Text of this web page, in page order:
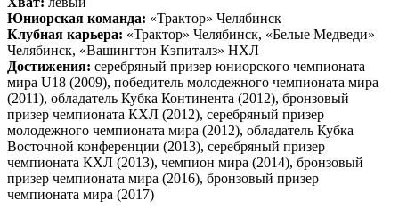
Юниорская команда: «Трактор» Челябинск
Клубная карьера: «Трактор» Челябинск, «Белые Медведи»
Челябинск, «Вашингтон Кэпиталз» НХЛ
Достижения: серебряный призер юниорского чемпионата
мира U18 (2009), победитель молодежного чемпионата мира
(2011), обладатель Кубка Континента (2012), бронзовый
призер чемпионата КХЛ (2012), серебряный призер
молодежного чемпионата мира (2012), обладатель Кубка
Восточной конференции (2013), серебряный призер
чемпионата КХЛ (2013), чемпион мира (2014), бронзовый
призер чемпионата мира (2016), бронзовый призер
чемпионата мира (2017)